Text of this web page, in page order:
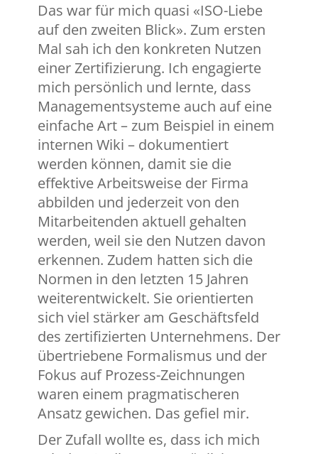
Das war für mich quasi «ISO-Liebe
auf den zweiten Blick». Zum ersten
Mal sah ich den konkreten Nutzen
einer Zertifizierung. Ich engagierte
mich persönlich und lernte, dass
Managementsysteme auch auf eine
einfache Art – zum Beispiel in einem
internen Wiki – dokumentiert
werden können, damit sie die
effektive Arbeitsweise der Firma
abbilden und jederzeit von den
Mitarbeitenden aktuell gehalten
werden, weil sie den Nutzen davon
erkennen. Zudem hatten sich die
Normen in den letzten 15 Jahren
weiterentwickelt. Sie orientierten
sich viel stärker am Geschäftsfeld
des zertifizierten Unternehmens. Der
übertriebene Formalismus und der
Fokus auf Prozess-Zeichnungen
waren einem pragmatischeren
Ansatz gewichen. Das gefiel mir.
Der Zufall wollte es, dass ich mich